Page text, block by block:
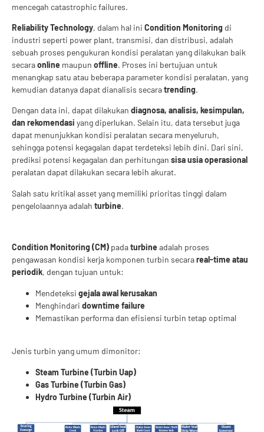
mencegah catastrophic failures.
Reliability Technology, dalam hal ini Condition Monitoring di
industri seperti power plant, transmisi, dan distribusi, adalah
sebuah proses pengukuran kondisi peralatan yang dilakukan baik
secaraonline maupun offline. Proses ini bertujuan untuk
menangkap satu atau beberapa parameter kondisi peralatan, yang
kemudian datanya dapat dianalisis secaratrending.
Dengan data ini, dapat dilakukan diagnosa, analisis, kesimpulan,
dan rekomendasi yang diperlukan. Selain itu, data tersebut juga
dapat menunjukkan kondisi peralatan secara menyeluruh,
sehingga potensi kegagalan dapat terdeteksi lebih dini. Dari sini,
prediksi potensi kegagalan dan perhitungan sisa usia operasional
peralatan dapat dilakukan secara lebih akurat.
Salah satu kritikal asset yang memiliki prioritas tinggi dalam
pengelolaannya adalah turbine.
Condition Monitoring (CM) padaturbine adalah proses
pengawasan kondisi kerja komponen turbin secarareal-time atau
periodik, dengan tujuan untuk:
Mendeteksi gejala awal kerusakan
Menghindari downtime failure
Memastikan performa dan efisiensi turbin tetap optimal
Jenis turbin yang umum dimonitor:
Steam Turbine (Turbin Uap)
Gas Turbine (Turbin Gas)
Hydro Turbine (Turbin Air)